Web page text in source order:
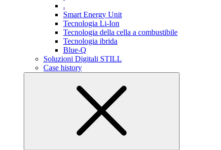
.
Smart Energy Unit
Tecnologia Li-Ion
Tecnologia della cella a combustibile
Tecnologia ibrida
Blue-Q
Soluzioni Digitali STILL
Case history